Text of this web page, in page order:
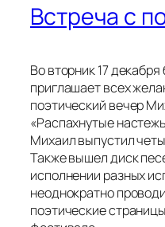
Встреча с
Во вторник 17
приглашает всех
поэтический вечер
«Распахнутые
Михаил выпустил
Также вышел диск
исполнении разных
неоднократно
поэтические